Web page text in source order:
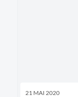
21 MAI 2020